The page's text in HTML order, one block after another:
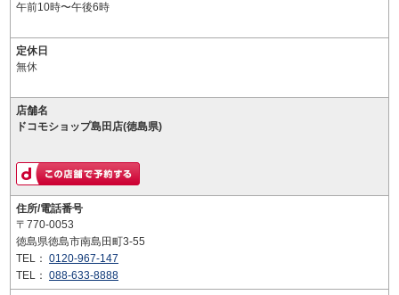
午前10時〜午後6時
定休日
無休
店舗名
ドコモショップ島田店(徳島県)
住所/電話番号
〒770-0053
徳島県徳島市南島田町3-55
TEL： 0120-967-147
TEL： 088-633-8888